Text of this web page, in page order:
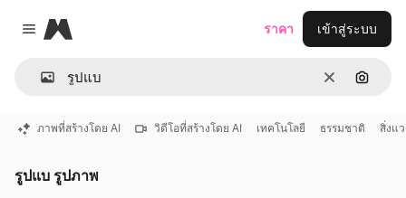
Close menu
Magnific
ชัดเจนค้นหา
ราคา เข้าสู่ระบบ
ภาพที่สร้างโดย AI วิดีโอที่สร้างโดย AI เทคโนโลยี ธรรมชาติ สิ่งแ
รูปแบ รูปภาพ